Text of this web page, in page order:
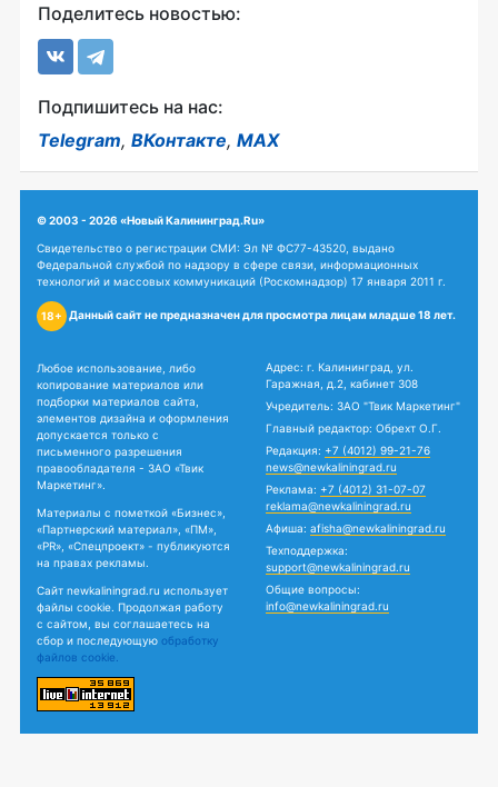
Поделитесь новостью:
Подпишитесь на нас:
Telegram, ВКонтакте, MAX
© 2003 - 2026 «Новый Калининград.Ru»
Свидетельство о регистрации СМИ: Эл № ФС77-43520, выдано
Федеральной службой по надзору в сфере связи, информационных
технологий и массовых коммуникаций (Роскомнадзор) 17 января 2011 г.
18+ Данный сайт не предназначен для просмотра лицам младше 18 лет.
Любое использование, либо
копирование материалов или
подборки материалов сайта,
элементов дизайна и оформления
допускается только с
письменного разрешения
правообладателя - ЗАО «Твик
Маркетинг».
Материалы с пометкой «Бизнес»,
«Партнерский материал», «ПМ»,
«PR», «Спецпроект» - публикуются
на правах рекламы.
Сайт newkaliningrad.ru использует
файлы cookie. Продолжая работу
с сайтом, вы соглашаетесь на
сбор и последующую обработку
файлов cookie.
Адрес: г. Калининград, ул.
Гаражная, д.2, кабинет 308
Учредитель: ЗАО "Твик Маркетинг"
Главный редактор: Обрехт О.Г.
Редакция: +7 (4012) 99-21-76
news@newkaliningrad.ru
Реклама: +7 (4012) 31-07-07
reklama@newkaliningrad.ru
Афиша: afisha@newkaliningrad.ru
Техподдержка:
support@newkaliningrad.ru
Общие вопросы:
info@newkaliningrad.ru